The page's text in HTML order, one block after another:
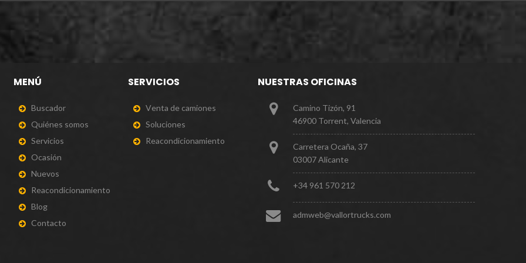
MENÚ
Buscador
Quiénes somos
Servicios
Ocasión
Nuevos
Reacondicionamiento
Blog
Contacto
SERVICIOS
Venta de camiones
Soluciones
Reacondicionamiento
NUESTRAS OFICINAS
Camino Tizón, 91
46900 Torrent, Valencia
Carretera Ocaña, 37
03007 Alicante
+34 961 570 21 2
admweb@vallortrucks.com